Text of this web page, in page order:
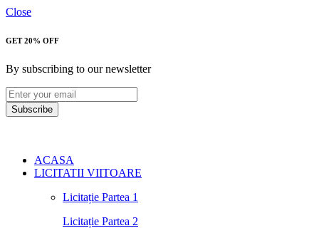
Close
GET 20% OFF
By subscribing to our newsletter
Subscribe
ACASA
LICITATII VIITOARE
Licitație Partea 1
Licitație Partea 2